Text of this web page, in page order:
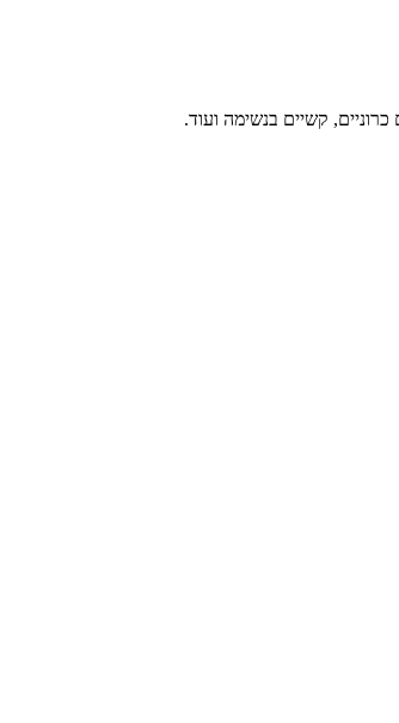
קשיים בנשימה ועוד.